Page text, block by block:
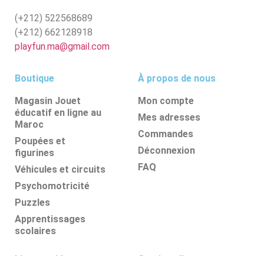
(+212) 522568689
(+212) 662128918
playfun.ma@gmail.com
Boutique
Magasin Jouet
éducatif en ligne au
Maroc
Poupées et
figurines
Véhicules et circuits
Psychomotricité
Puzzles
Apprentissages
scolaires
À propos de nous
Mon compte
Mes adresses
Commandes
Déconnexion
FAQ